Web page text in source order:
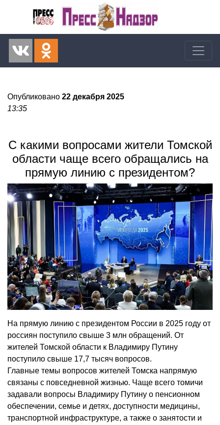
Опубликовано 22 декабря 2025
13:35
С какими вопросами жители Томской
области чаще всего обращались на
прямую линию с президентом?
На прямую линию с президентом России в 2025 году от
россиян поступило свыше 3 млн обращений. От
жителей Томской области к Владимиру Путину
поступило свыше 17,7 тысяч вопросов.
Главные темы вопросов жителей Томска напрямую
связаны с повседневной жизнью. Чаще всего томичи
задавали вопросы Владимиру Путину о пенсионном
обеспечении, семье и детях, доступности медицины,
транспортной инфраструктуре, а также о занятости и